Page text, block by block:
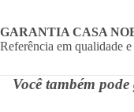
GARANTIA CASA
Referência em qualidade
Você também pode